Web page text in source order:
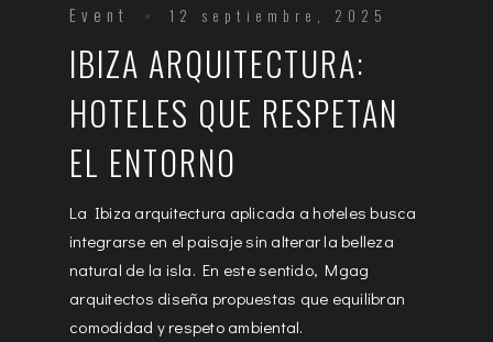
Event 12 septiembre, 2025
IBIZA ARQUITECTURA:
HOTELES QUE RESPETAN
EL ENTORNO
La Ibiza arquitectura aplicada a hoteles busca
integrarse en el paisaje sin alterar la belleza
natural de la isla. En este sentido, Mgag
arquitectos diseña propuestas que equilibran
comodidad y respeto ambiental.